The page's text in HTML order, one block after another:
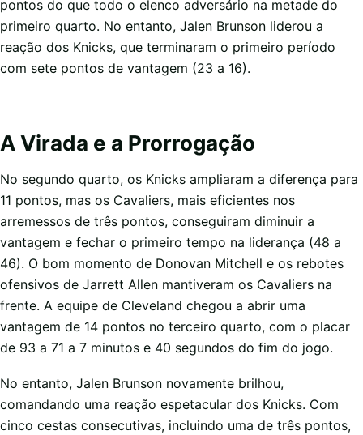
pontos do que todo o elenco adversário na metade do
primeiro quarto. No entanto, Jalen Brunson liderou a
reação dos Knicks, que terminaram o primeiro período
com sete pontos de vantagem (23 a 16).
A Virada e a Prorrogação
No segundo quarto, os Knicks ampliaram a diferença para
11 pontos, mas os Cavaliers, mais eficientes nos
arremessos de três pontos, conseguiram diminuir a
vantagem e fechar o primeiro tempo na liderança (48 a
46). O bom momento de Donovan Mitchell e os rebotes
ofensivos de Jarrett Allen mantiveram os Cavaliers na
frente. A equipe de Cleveland chegou a abrir uma
vantagem de 14 pontos no terceiro quarto, com o placar
de 93 a 71 a 7 minutos e 40 segundos do fim do jogo.
No entanto, Jalen Brunson novamente brilhou,
comandando uma reação espetacular dos Knicks. Com
cinco cestas consecutivas, incluindo uma de três pontos,